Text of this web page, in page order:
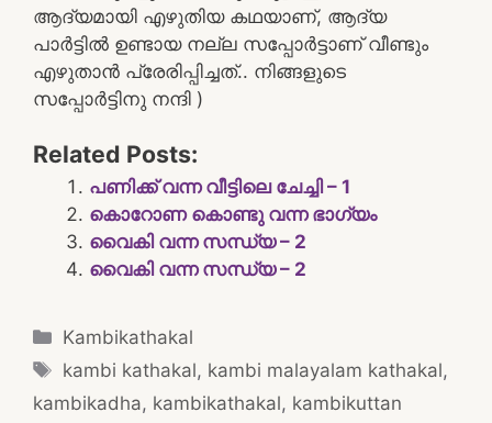
ആദ്യമായി എഴുതിയ കഥയാണ്, ആദ്യ
പാർട്ടിൽ ഉണ്ടായ നല്ല സപ്പോർട്ടാണ് വീണ്ടും
എഴുതാൻ പ്രേരിപ്പിച്ചത്.. നിങ്ങളുടെ
സപ്പോർട്ടിനു നന്ദി )
Related Posts:
പണിക്ക് വന്ന വീട്ടിലെ ചേച്ചി – 1
കൊറോണ കൊണ്ടു വന്ന ഭാഗ്യം
വൈകി വന്ന സന്ധ്യ – 2
വൈകി വന്ന സന്ധ്യ – 2
Categories
Kambikathakal
Tags
kambi kathakal, kambi malayalam kathakal,
kambikadha, kambikathakal, kambikuttan